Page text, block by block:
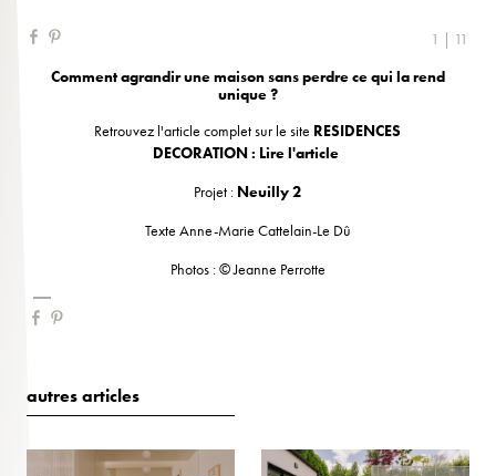
1 | 11
Comment agrandir une maison sans perdre ce qui la rend
unique ?
Retrouvez l'article complet sur le site RESIDENCES
DECORATION : Lire l'article
Projet : Neuilly 2
Texte Anne-Marie Cattelain-Le Dû
Photos : © Jeanne Perrotte
autres articles